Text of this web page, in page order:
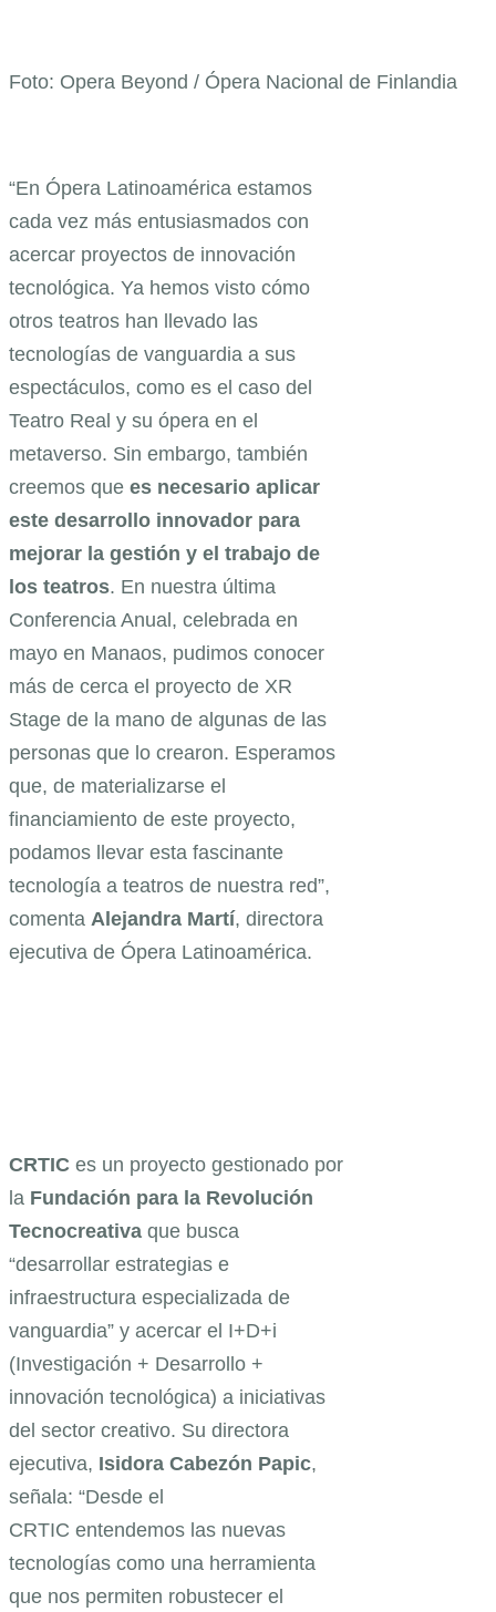
Foto: Opera Beyond / Ópera Nacional de Finlandia
“En Ópera Latinoamérica estamos
cada vez más entusiasmados con
acercar proyectos de innovación
tecnológica. Ya hemos visto cómo
otros teatros han llevado las
tecnologías de vanguardia a sus
espectáculos, como es el caso del
Teatro Real y su ópera en el
metaverso. Sin embargo, también
creemos que es necesario aplicar
este desarrollo innovador para
mejorar la gestión y el trabajo de
los teatros. En nuestra última
Conferencia Anual, celebrada en
mayo en Manaos, pudimos conocer
más de cerca el proyecto de XR
Stage de la mano de algunas de las
personas que lo crearon. Esperamos
que, de materializarse el
financiamiento de este proyecto,
podamos llevar esta fascinante
tecnología a teatros de nuestra red”,
comenta Alejandra Martí, directora
ejecutiva de Ópera Latinoamérica.
CRTIC es un proyecto gestionado por
la Fundación para la Revolución
Tecnocreativa que busca
“desarrollar estrategias e
infraestructura especializada de
vanguardia” y acercar el I+D+i
(Investigación + Desarrollo +
innovación tecnológica) a iniciativas
del sector creativo. Su directora
ejecutiva, Isidora Cabezón Papic,
señala: “Desde el
CRTIC entendemos las nuevas
tecnologías como una herramienta
que nos permiten robustecer el